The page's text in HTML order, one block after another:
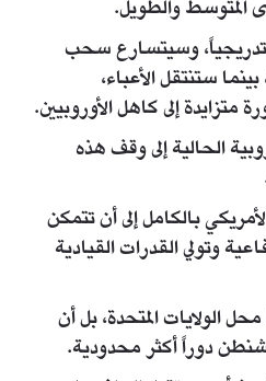
المتوسط والطويل.
تدريجياً، وسيتسارع سحب
ستنتقل الأعباء،
متزايدة إلى كاهل الأوروبيين.
الحالية إلى وقف هذه
بالكامل إلى أن تتمكن
وتولي القدرات القيادية
الولايات المتحدة، بل أن
دوراً أكثر محدودية.